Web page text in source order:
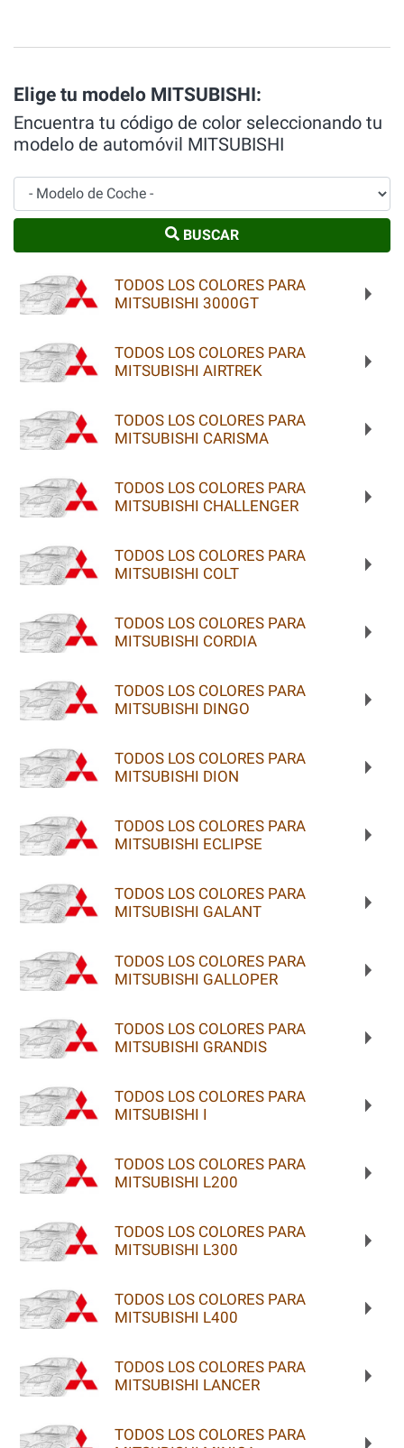
Elige tu modelo MITSUBISHI:
Encuentra tu código de color seleccionando tu
modelo de automóvil MITSUBISHI
Modelo de Coche
BUSCAR
TODOS LOS COLORES PARA
MITSUBISHI 3000GT
TODOS LOS COLORES PARA
MITSUBISHI AIRTREK
TODOS LOS COLORES PARA
MITSUBISHI CARISMA
TODOS LOS COLORES PARA
MITSUBISHI CHALLENGER
TODOS LOS COLORES PARA
MITSUBISHI COLT
TODOS LOS COLORES PARA
MITSUBISHI CORDIA
TODOS LOS COLORES PARA
MITSUBISHI DINGO
TODOS LOS COLORES PARA
MITSUBISHI DION
TODOS LOS COLORES PARA
MITSUBISHI ECLIPSE
TODOS LOS COLORES PARA
MITSUBISHI GALANT
TODOS LOS COLORES PARA
MITSUBISHI GALLOPER
TODOS LOS COLORES PARA
MITSUBISHI GRANDIS
TODOS LOS COLORES PARA
MITSUBISHI I
TODOS LOS COLORES PARA
MITSUBISHI L200
TODOS LOS COLORES PARA
MITSUBISHI L300
TODOS LOS COLORES PARA
MITSUBISHI L400
TODOS LOS COLORES PARA
MITSUBISHI LANCER
TODOS LOS COLORES PARA